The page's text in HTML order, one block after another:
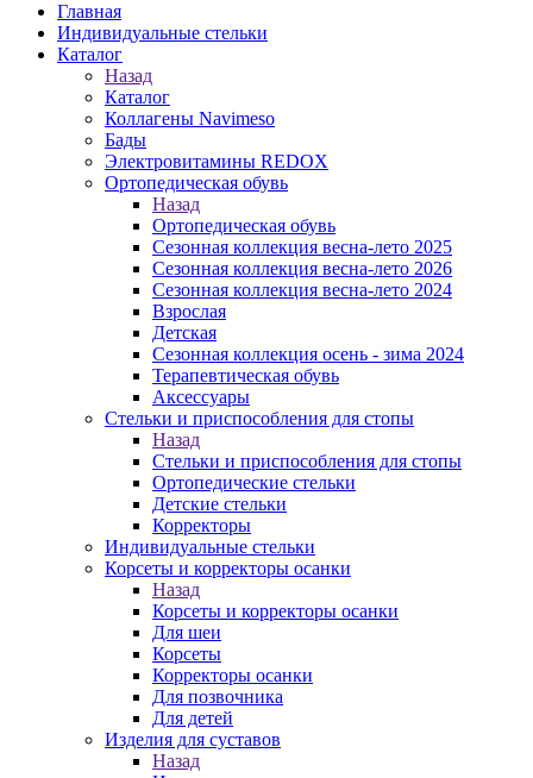
Главная
Индивидуальные стельки
Каталог
Назад
Каталог
Коллагены Navimeso
Бады
Электровитамины REDOX
Ортопедическая обувь
Назад
Ортопедическая обувь
Сезонная коллекция весна-лето 2025
Сезонная коллекция весна-лето 2026
Сезонная коллекция весна-лето 2024
Взрослая
Детская
Сезонная коллекция осень - зима 2024
Терапевтическая обувь
Аксессуары
Стельки и приспособления для стопы
Назад
Стельки и приспособления для стопы
Ортопедические стельки
Детские стельки
Корректоры
Индивидуальные стельки
Корсеты и корректоры осанки
Назад
Корсеты и корректоры осанки
Для шеи
Корсеты
Корректоры осанки
Для позвочника
Для детей
Изделия для суставов
Назад